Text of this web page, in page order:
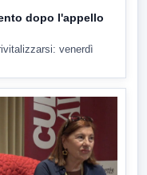
dopo l'appello
venerdì